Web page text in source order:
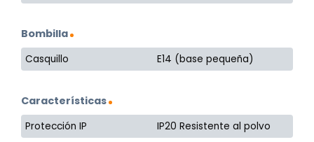
Bombilla
Casquillo E14 (base pequeña)
Características
Protección IP
IP20 Resistente al polvo